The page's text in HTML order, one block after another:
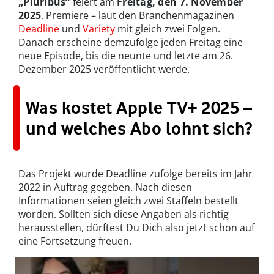
2025, Premiere – laut den Branchenmagazinen
Deadline und Variety mit gleich zwei Folgen.
Danach erscheine demzufolge jeden Freitag eine
neue Episode, bis die neunte und letzte am 26.
Dezember 2025 veröffentlicht werde.
Was kostet Apple TV+ 2025 –
und welches Abo lohnt sich?
Das Projekt wurde Deadline zufolge bereits im Jahr
2022 in Auftrag gegeben. Nach diesen
Informationen seien gleich zwei Staffeln bestellt
worden. Sollten sich diese Angaben als richtig
herausstellen, dürftest Du Dich also jetzt schon auf
eine Fortsetzung freuen.